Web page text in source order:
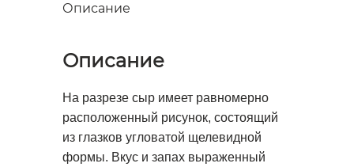
Описание
Описание
На разрезе сыр имеет равномерно
расположенный рисунок, состоящий
из глазков угловатой щелевидной
формы. Вкус и запах выраженный